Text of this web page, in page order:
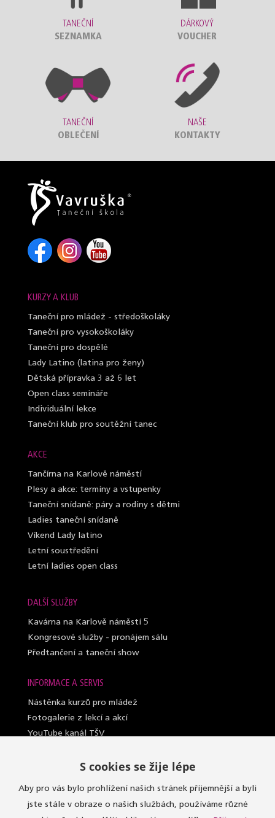
TANEČNÍ
SEZNAMKA
DÁRKOVÝ
VOUCHER
TANEČNÍ
OBLEČENÍ
NAŠE
KONTAKTY
KURZY A KLUB
Taneční pro mládež - středoškoláky
Taneční pro vysokoškoláky
Taneční pro dospělé
Lady Latino (latina pro ženy)
Dětská přípravka 3 až 6 let
Open class semináře
Individuální lekce
Taneční klub pro soutěžní tanec
AKCE
Tančírna na Karlově náměstí
Plesy a akce: termíny a vstupenky
Taneční snídaně: páry a rodiny s dětmi
Ladies taneční snídaně
Víkend Lady latino
Letní soustředění
Letní ladies open class
DALŠÍ SLUŽBY
Kavárna na Karlově náměstí 5
Kongresové služby - pronájem sálu
Předtančení a taneční show
INFORMACE A SERVIS
Nástěnka kurzů pro mládež
Fotogalerie z lekcí a akcí
YouTube kanál TŠV
Nahrazování lekcí (dospělí a lady)
Sály, kde učíme
Oblečení do kurzů
S cookies se žije lépe
Aby pro vás bylo prohlížení našich stránek příjemnější a byli
jste stále v obraze o našich službách, používáme různé